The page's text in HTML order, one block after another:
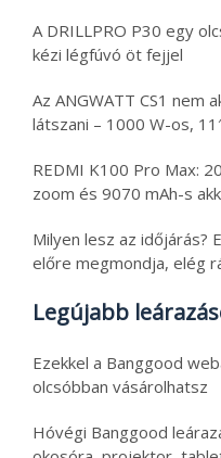
A DRILLPRO P30 egy
kézi légfúvó öt fejjel
Az ANGWATT CS1 nem
látszani – 1000 W-os,
REDMI K100 Pro Max:
zoom és 9070 mAh-s
Milyen lesz az időjárás?
előre megmondja, elég
Legújabb
Ezekkel a Banggood
olcsóbban vásárolhatsz
Hóvégi Banggood